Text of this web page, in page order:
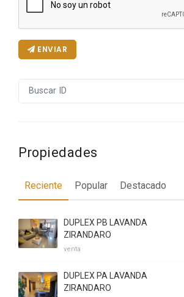
ENVIAR
Propiedades
Reciente Popular Destacado
DUPLEX PB LAVANDA
ZIRANDARO
venta
DUPLEX PA LAVANDA
ZIRANDARO